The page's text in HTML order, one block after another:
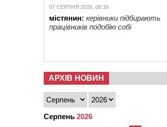
07 СЕРПНЯ 2026, 08:39
містянин: керівники підбирають
працівників подобію собі
АРХІВ НОВИН
Серпень 2026